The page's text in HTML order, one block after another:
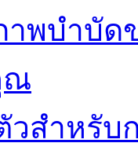
พบำบัด
ณ
วสำหรั